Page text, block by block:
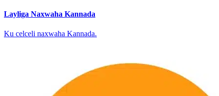
Layliga Naxwaha Kannada
Ku celceli naxwaha Kannada.